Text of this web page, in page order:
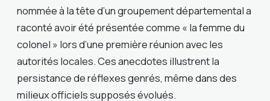
nommée à la tête d’un groupement départemental a
raconté avoir été présentée comme « la femme du
colonel » lors d’une première réunion avec les
autorités locales. Ces anecdotes illustrent la
persistance de réflexes genrés, même dans des
milieux officiels supposés évolués.